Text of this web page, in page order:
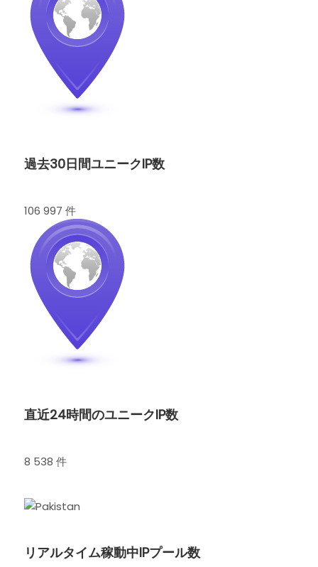
過去30日間ユニークIP数
106 997 件
直近24時間のユニークIP数
8 538 件
リアルタイム稼動中IPプール数